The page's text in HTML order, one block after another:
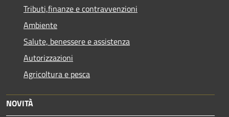
Tributi,finanze e contravvenzioni
Ambiente
Salute, benessere e assistenza
Autorizzazioni
Agricoltura e pesca
NOVITÀ